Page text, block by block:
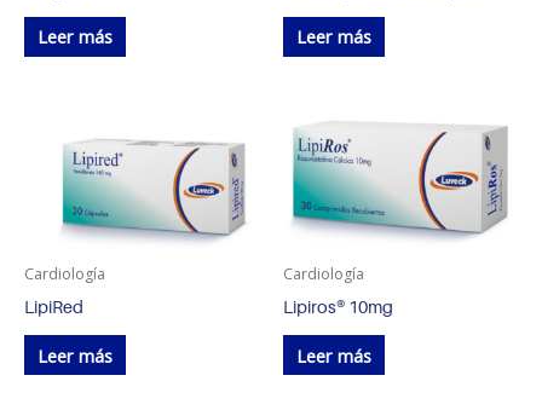
Leer más Leer más
Cardiología
LipiRed
Leer más
Cardiología
Lipiros® 10mg
Leer más